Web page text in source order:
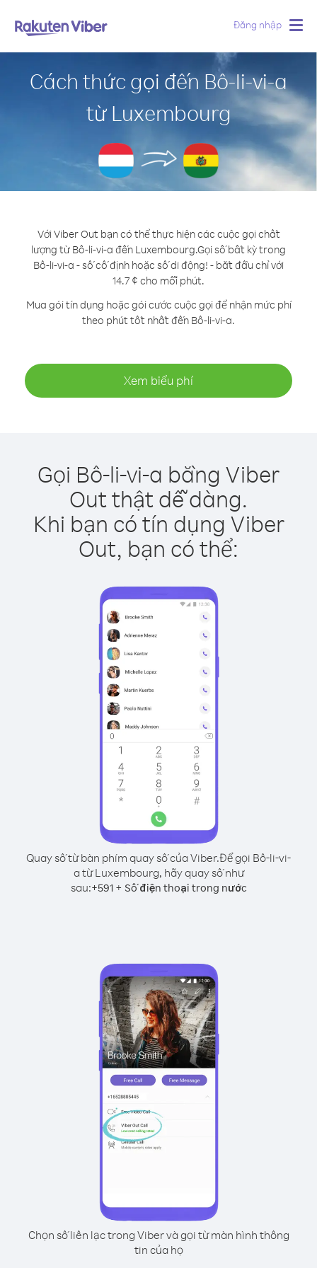
Đăng nhập
Cách thức gọi đến Bô-li-vi-a
từ Luxembourg
Với Viber Out bạn có thể thực hiện các cuộc gọi chất
lượng từ Bô-li-vi-a đến Luxembourg.Gọi số bất kỳ trong
Bô-li-vi-a - số cố định hoặc số di động! - bắt đầu chỉ với
14.7 ¢ cho mỗi phút.
Mua gói tín dụng hoặc gói cước cuộc gọi để nhận mức phí
theo phút tốt nhất đến Bô-li-vi-a.
Xem biểu phí
Gọi Bô-li-vi-a bằng Viber
Out thật dễ dàng.
Khi bạn có tín dụng Viber
Out, bạn có thể:
Quay số từ bàn phím quay số của Viber.Để gọi Bô-li-vi-
a từ Luxembourg, hãy quay số như
sau:+591+ Số điện thoại trong nước
Chọn số liên lạc trong Viber và gọi từ màn hình thông
tin của họ